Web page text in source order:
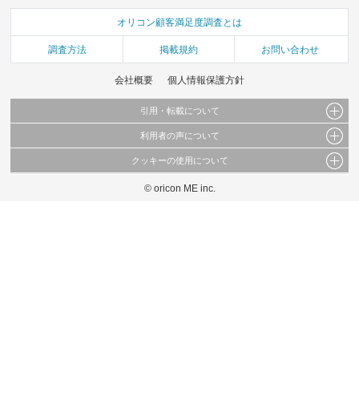
オリコン顧客満足度調査とは
調査方法 掲載規約 お問い合わせ
会社概要 個人情報保護方針
引用・転載について
当サイトで公開されている情報（文字、写真、イラスト、画像データ等）及びこれらの配
これらの情報を権利者の許可なく無断転載・複製などの二次利用を行うことは固く禁じて
利用者の声について
当サイトに掲載している内容はすべてサービスの利用者が提出された見解・感想です。
弊社の見解・ 意見ではないことをご理解いただいた上でご覧ください。
クッキーの使用について
このサイトでは Cookie を使用して、ユーザーに合わせたコンテンツや広告の表示、ソー
© oricon ME inc.